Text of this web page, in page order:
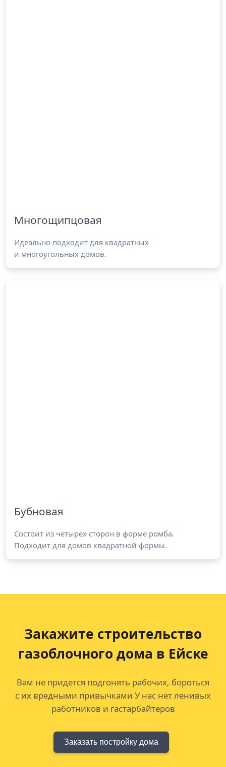
Многощипцовая
Идеально подходит для квадратных
и многоугольных домов.
Бубновая
Состоит из четырех сторон в форме ромба.
Подходит для домов квадратной формы.
Закажите строительство
газоблочного дома в Ейске
Вам не придется подгонять рабочих, бороться
с их вредными привычками У нас нет ленивых
работников и гастарбайтеров
Заказать постройку дома